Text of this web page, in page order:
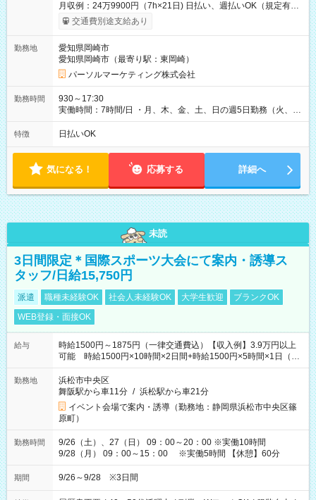
月収例：24万9900円（7h×21日) 日払い、週払いOK（規定有
り） 【試用期間】試用期間なし
交通費別途支給あり
勤務地
愛知県岡崎市
愛知県岡崎市（最寄り駅：東岡崎）
パーソルマーケティング株式会社
勤務時間
930～17:30
実働時間：7時間/日 ・月、木、金、土、日の週5日勤務（火、水
は固定休です／夏季、年末年始等、長期休暇有り！） ・ワンシ
フト！ 残業ほぼナシ（0～5h/月）
特徴 日払いOK
気になる！ 応募する 詳細へ
未読
3日間限定＊国際スポーツ大会にて案内・誘導ス
タッフ/日給15,750円
派遣 職種未経験OK 社会人未経験OK 大学生歓迎
ブランクOK
WEB登録・面接OK
給与
時給1500円～1875円（一律交通費込）【収入例】3.9万円以上
可能 時給1500円×10時間×2日間+時給1500円×5時間×1日（実
働8時間を越えた時給：1875円）
勤務地
浜松市中央区
舞阪駅から車11分 / 浜松駅から車21分
イベント会場で案内・誘導（勤務地：静岡県浜松市中央区篠
原町）
勤務時間
9/26（土）、27（日） 09：00～20：00 ※実働10時間
9/28（月） 09：00～15：00 ※実働5時間 【休憩】60分
期間 9/26～9/28 ※3日間